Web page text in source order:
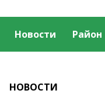
Новости Район
НОВОСТИ